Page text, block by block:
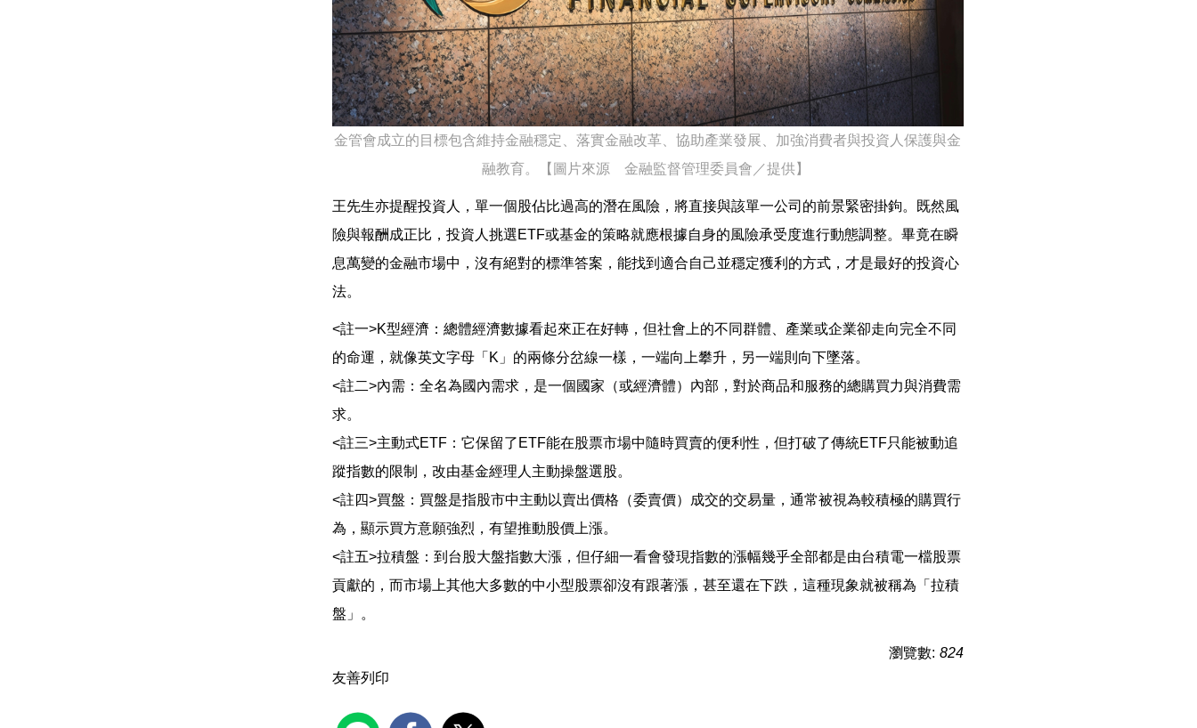
金管會成立的目標包含維持金融穩定、落實金融改革、協助產業發展、加強消費者與投資人保護與金
融教育。【圖片來源 金融監督管理委員會／提供】
王先生亦提醒投資人，單一個股佔比過高的潛在風險，將直接與該單一公司的前景緊密掛鉤。既然風
險與報酬成正比，投資人挑選ETF或基金的策略就應根據自身的風險承受度進行動態調整。畢竟在瞬
息萬變的金融市場中，沒有絕對的標準答案，能找到適合自己並穩定獲利的方式，才是最好的投資心
法。
<註一>K型經濟：總體經濟數據看起來正在好轉，但社會上的不同群體、產業或企業卻走向完全不同
的命運，就像英文字母「K」的兩條分岔線一樣，一端向上攀升，另一端則向下墜落。
<註二>內需：全名為國內需求，是一個國家（或經濟體）內部，對於商品和服務的總購買力與消費需
求。
<註三>主動式ETF：它保留了ETF能在股票市場中隨時買賣的便利性，但打破了傳統ETF只能被動追
蹤指數的限制，改由基金經理人主動操盤選股。
<註四>買盤：買盤是指股市中主動以賣出價格（委賣價）成交的交易量，通常被視為較積極的購買行
為，顯示買方意願強烈，有望推動股價上漲。
<註五>拉積盤：到台股大盤指數大漲，但仔細一看會發現指數的漲幅幾乎全部都是由台積電一檔股票
貢獻的，而市場上其他大多數的中小型股票卻沒有跟著漲，甚至還在下跌，這種現象就被稱為「拉積
盤」。
瀏覽數: 824
友善列印